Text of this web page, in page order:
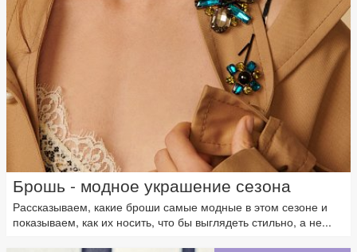
Брошь - модное украшение сезона
Рассказываем, какие броши самые модные в этом сезоне и
показываем, как их носить, что бы выглядеть стильно, а не...